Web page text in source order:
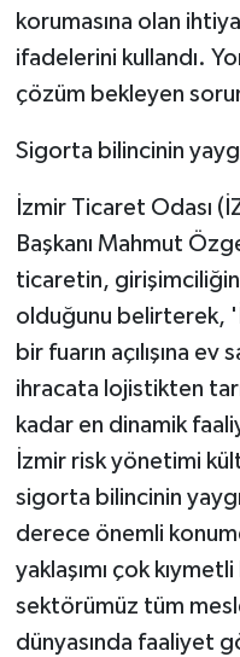
korumasına olan
ifadelerini kullandı.
çözüm bekleyen
Sigorta bilincinin
İzmir Ticaret Odası
Başkanı Mahmut
ticaretin,
olduğunu belirterek,
bir fuarın açılışına
ihracata lojistikten
kadar en dinamik
İzmir risk yönetimi
sigorta bilincinin
derece önemli
yaklaşımı çok
sektörümüz tüm
dünyasında faaliyet